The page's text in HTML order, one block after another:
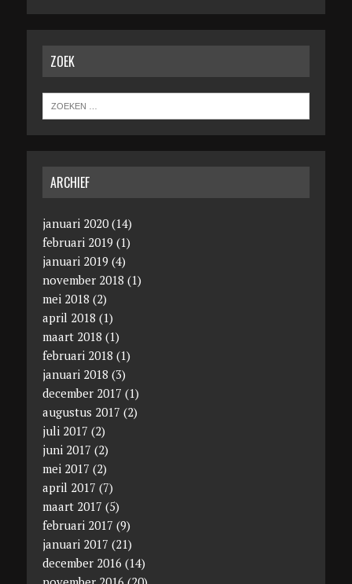
ZOEK
ARCHIEF
januari 2020(14)
februari 2019 (1)
januari 2019 (4)
november 2018 (1)
mei 2018 (2)
april 2018 (1)
maart 2018 (1)
februari 2018 (1)
januari 2018 (3)
december 2017 (1)
augustus 2017 (2)
juli 2017 (2)
juni 2017 (2)
mei 2017 (2)
april 2017 (7)
maart 2017 (5)
februari 2017 (9)
januari 2017 (21)
december 2016 (14)